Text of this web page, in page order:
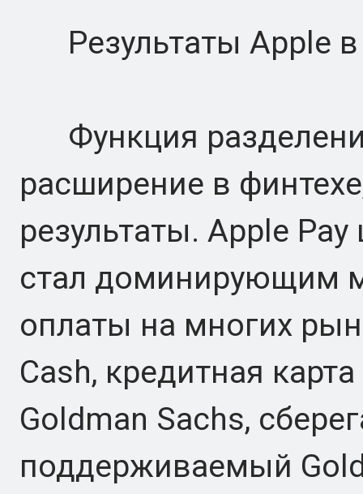
Результаты Apple в
Функция
расширение в
результаты. Apple
стал доминирующим
оплаты на многих
Cash, кредитная
Goldman Sachs,
поддерживаемый